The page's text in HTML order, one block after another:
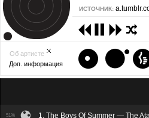
ИСТОЧНИК:
Об артисте
Доп. информация
51% 1. The Boys Of Summer — The